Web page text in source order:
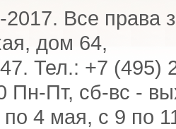
2017. Все права
дом 64,
Тел.: +7 (495)
Пн-Пт, сб-вс -
4 мая, с 9 по